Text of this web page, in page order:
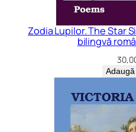
Zodia Lupilor. The Star
bilingvă